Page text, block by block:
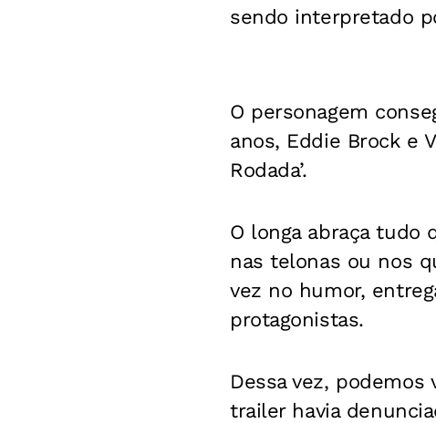
sendo interpretado
O personagem
anos, Eddie Brock e
Rodada’.
O longa abraça tudo
nas telonas ou nos
vez no humor,
protagonistas.
Dessa vez,
trailer havia